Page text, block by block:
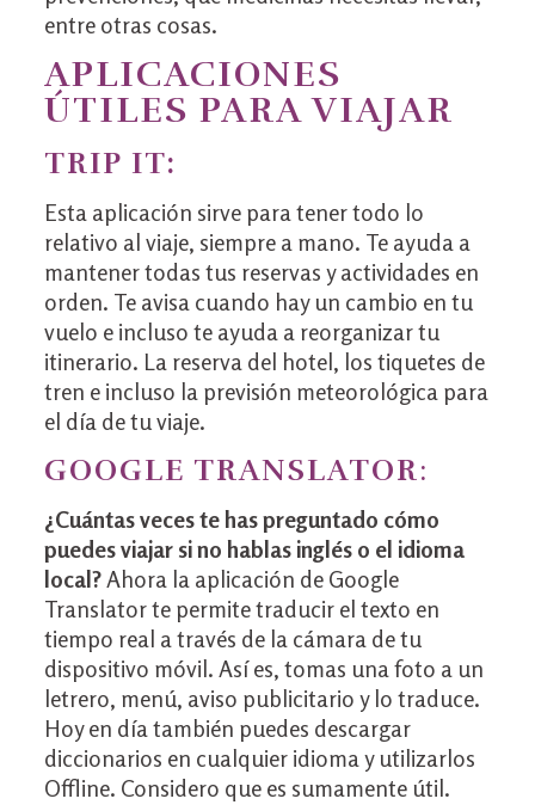
entre otras cosas.
APLICACIONES
ÚTILES PARA VIAJAR
TRIP IT:
Esta aplicación sirve para tener todo lo
relativo al viaje, siempre a mano. Te ayuda a
mantener todas tus reservas y actividades en
orden. Te avisa cuando hay un cambio en tu
vuelo e incluso te ayuda a reorganizar tu
itinerario. La reserva del hotel, los tiquetes de
tren e incluso la previsión meteorológica para
el día de tu viaje.
GOOGLE TRANSLATOR:
¿Cuántas veces te has preguntado cómo
puedes viajar si no hablas inglés o el idioma
local?Ahora la aplicación de Google
Translator te permite traducir el texto en
tiempo real a través de la cámara de tu
dispositivo móvil. Así es, tomas una foto a un
letrero, menú, aviso publicitario y lo traduce.
Hoy en día también puedes descargar
diccionarios en cualquier idioma y utilizarlos
Offline. Considero que es sumamente útil.